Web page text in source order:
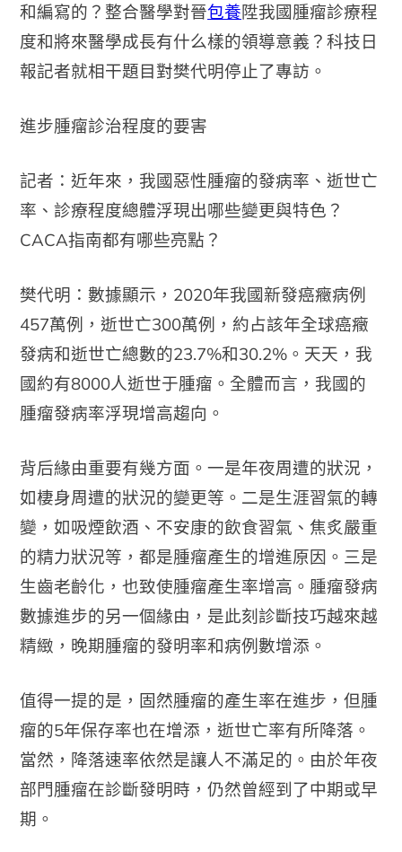
和編寫的？整合醫學對晉包養陞我國腫瘤診療程
度和將來醫學成長有什么樣的領導意義？科技日
報記者就相干題目對樊代明停止了專訪。
進步腫瘤診治程度的要害
記者：近年來，我國惡性腫瘤的發病率、逝世亡
率、診療程度總體浮現出哪些變更與特色？
CACA指南都有哪些亮點？
樊代明：數據顯示，2020年我國新發癌癥病例
457萬例，逝世亡300萬例，約占該年全球癌癥
發病和逝世亡總數的23.7%和30.2%。天天，我
國約有8000人逝世于腫瘤。全體而言，我國的
腫瘤發病率浮現增高趨向。
背后緣由重要有幾方面。一是年夜周遭的狀況，
如棲身周遭的狀況的變更等。二是生涯習氣的轉
變，如吸煙飲酒、不安康的飲食習氣、焦炙嚴重
的精力狀況等，都是腫瘤產生的增進原因。三是
生齒老齡化，也致使腫瘤產生率增高。腫瘤發病
數據進步的另一個緣由，是此刻診斷技巧越來越
精緻，晚期腫瘤的發明率和病例數增添。
值得一提的是，固然腫瘤的產生率在進步，但腫
瘤的5年保存率也在增添，逝世亡率有所降落。
當然，降落速率依然是讓人不滿足的。由於年夜
部門腫瘤在診斷發明時，仍然曾經到了中期或早
期。